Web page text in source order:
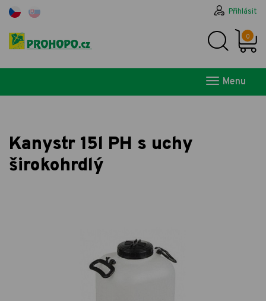
Přihlásit
0
Menu
Kanystr 15l PH s uchy
širokohrdlý